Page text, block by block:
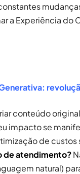
a Experiência
conteúdo
impacto se
de
de atendimento?
natural)